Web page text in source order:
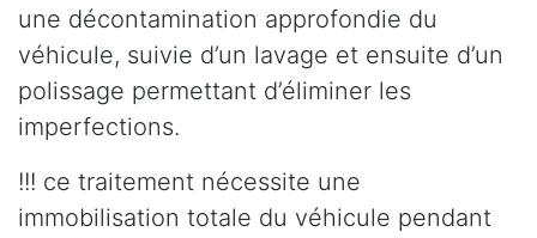
une décontamination approfondie du
véhicule, suivie d’un lavage et ensuite d’un
polissage permettant d’éliminer les
imperfections.
!!! ce traitement nécessite une
immobilisation totale du véhicule pendant